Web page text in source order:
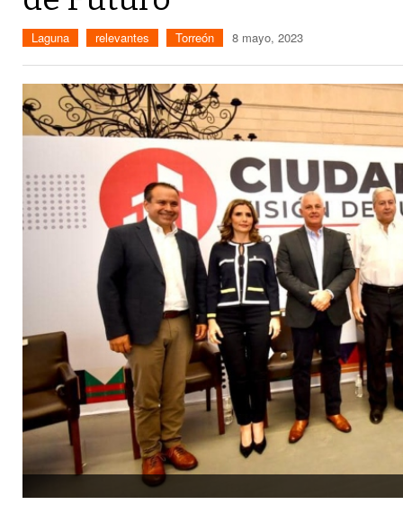
Laguna relevantes Torreón 8 mayo, 2023